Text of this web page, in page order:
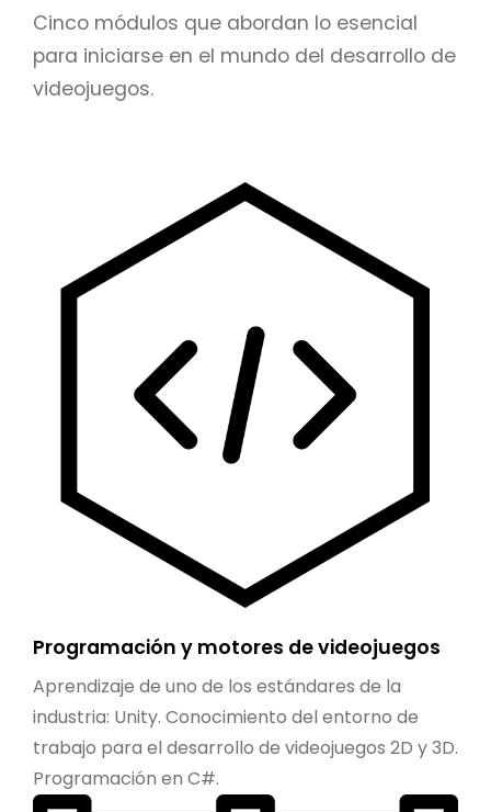
Cinco módulos que abordan lo esencial
para iniciarse en el mundo del desarrollo de
videojuegos.
Programación y motores de videojuegos
Aprendizaje de uno de los estándares de la
industria: Unity. Conocimiento del entorno de
trabajo para el desarrollo de videojuegos 2D y 3D.
Programación en C#.